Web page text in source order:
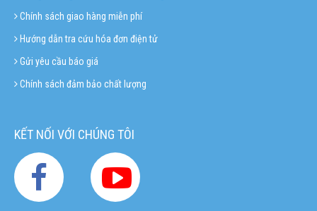
Chính sách giao hàng miễn phí
Hướng dẫn tra cứu hóa đơn điện tử
Gửi yêu cầu báo giá
Chính sách đảm bảo chất lượng
KẾT NỐI VỚI CHÚNG TÔI